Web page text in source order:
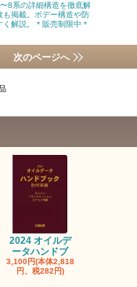
8系の詳細構造を徹底解
も掲載。ボデー構造や防
解説。＊販売制限中＊
次のページへ
2024 オイルデ
ータハンドブ
3,100円(本体2,818
円、税282円)